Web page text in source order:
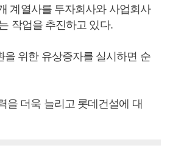
계열사를 투자회사와 사업회사
작업을 추진하고 있다.
위한 유상증자를 실시하면 순
을 더욱 늘리고 롯데건설에 대